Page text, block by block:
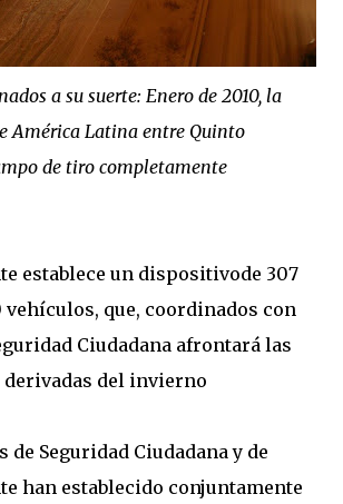
a su suerte: Enero de 2010, la
América Latina entre Quinto
de tiro completamente
establece un dispositivode 307
que, coordinados con
Ciudadana afrontará las
del invierno
de Seguridad Ciudadana y de
han establecido conjuntamente